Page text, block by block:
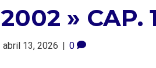
» CAP.
abril 13, 2026 | 0